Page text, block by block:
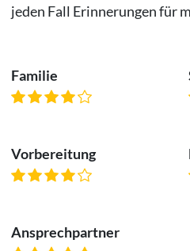
jeden Fall Erinnerungen für
Familie
Vorbereitung
Ansprechpartner